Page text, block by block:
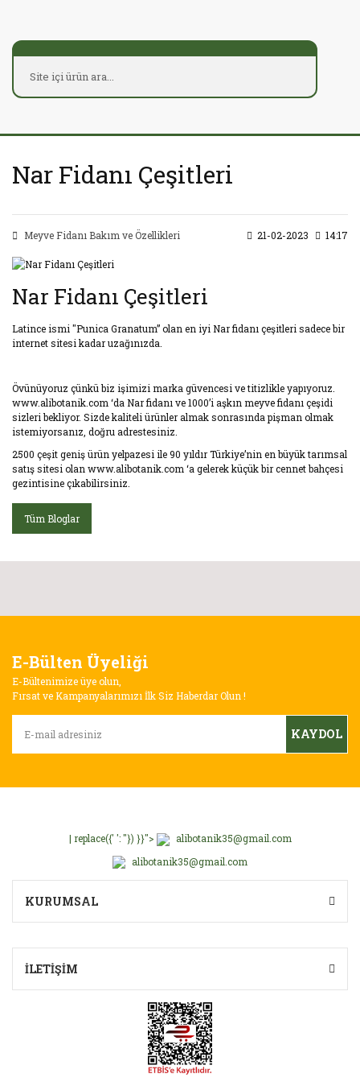
Nar Fidanı Çeşitleri
Meyve Fidanı Bakım ve Özellikleri 21-02-2023 14:17
Nar Fidanı Çeşitleri
Latince ismi "Punica Granatum” olan en iyi Nar fidanı çeşitleri sadece bir
internet sitesi kadar uzağınızda.
Övünüyoruz çünkü biz işimizi marka güvencesi ve titizlikle yapıyoruz.
www.alibotanik.com ‘da Nar fidanı ve 1000’i aşkın meyve fidanı çeşidi
sizleri bekliyor. Sizde kaliteli ürünler almak sonrasında pişman olmak
istemiyorsanız, doğru adrestesiniz.
2500 çeşit geniş ürün yelpazesi ile 90 yıldır Türkiye’nin en büyük tarımsal
satış sitesi olan www.alibotanik.com ‘a gelerek küçük bir cennet bahçesi
gezintisine çıkabilirsiniz.
Tüm Bloglar
E-Bülten Üyeliği
E-Bültenimize üye olun,
Fırsat ve Kampanyalarımızı İlk Siz Haberdar Olun !
KAYDOL
| replace({' ': ''}) }}">
alibotanik35@gmail.com
alibotanik35@gmail.com
KURUMSAL
İLETİŞİM